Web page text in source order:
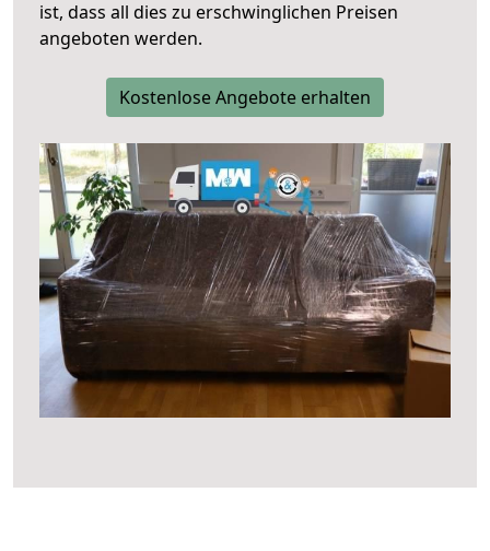
ist, dass all dies zu erschwinglichen Preisen
angeboten werden.
Kostenlose Angebote erhalten